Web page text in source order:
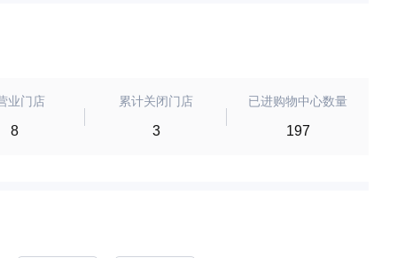
业门店
8
累计关闭门店
3
已进购物中心数量
197